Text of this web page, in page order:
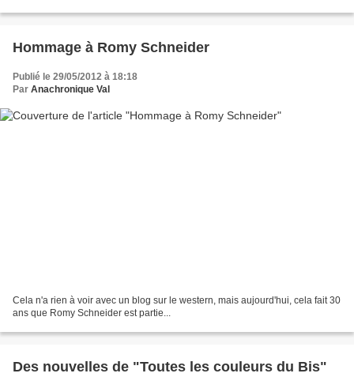
Hommage à Romy Schneider
Publié le 29/05/2012 à 18:18
Par Anachronique Val
Cela n'a rien à voir avec un blog sur le western, mais aujourd'hui, cela fait 30
ans que Romy Schneider est partie...
Des nouvelles de "Toutes les couleurs du Bis"